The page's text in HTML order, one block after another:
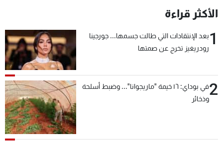
الأكثر قراءة
1بعد الإنتقادات التي طالت جسمها... جورجينا
رودريغيز تخرج عن صمتها
2
في بوداي: ١٦ خيمة "ماريجوانا"... وضبط أسلحة
وذخائر